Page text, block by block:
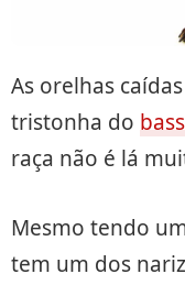
As orelhas
tristonha do
raça não é lá
Mesmo tendo
tem um dos